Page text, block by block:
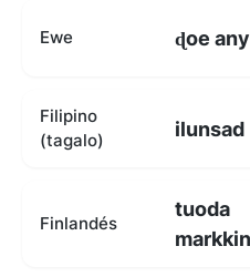
Ewe ɖoe
Filipino
(tagalo)
ilunsad
Finlandés
tuoda